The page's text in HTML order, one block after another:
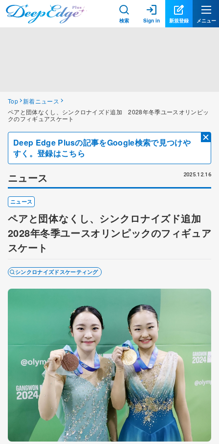
検索 Sign in 新規登録 メニュー
Top 新着ニュース
ペアと団体なくし、シンクロナイズド追加 2028年冬季ユースオリンピッ
クのフィギュアスケート
Deep Edge Plusの記事をGoogle検索で見つけや
すく。登録はこちら
ニュース 2025.12.16
ニュース
ペアと団体なくし、シンクロナイズド追加
2028年冬季ユースオリンピックのフィギュア
スケート
シンクロナイズドスケーティング